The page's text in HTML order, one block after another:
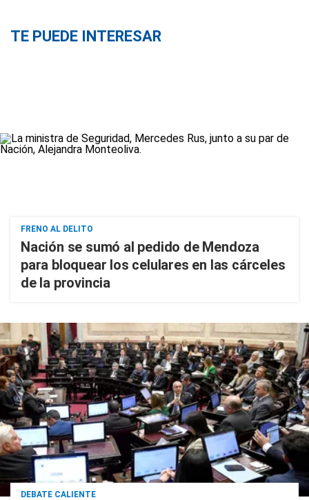
TE PUEDE INTERESAR
FRENO AL DELITO
Nación se sumó al pedido de Mendoza
para bloquear los celulares en las cárceles
de la provincia
DEBATE CALIENTE